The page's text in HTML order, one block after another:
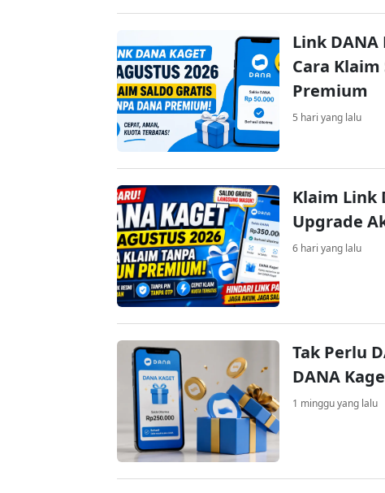
Link DANA
Cara
Premium
5 hari yang lalu
Klaim Link
Upgrade
6 hari yang lalu
Tak Perlu
DANA
1 minggu yang lalu